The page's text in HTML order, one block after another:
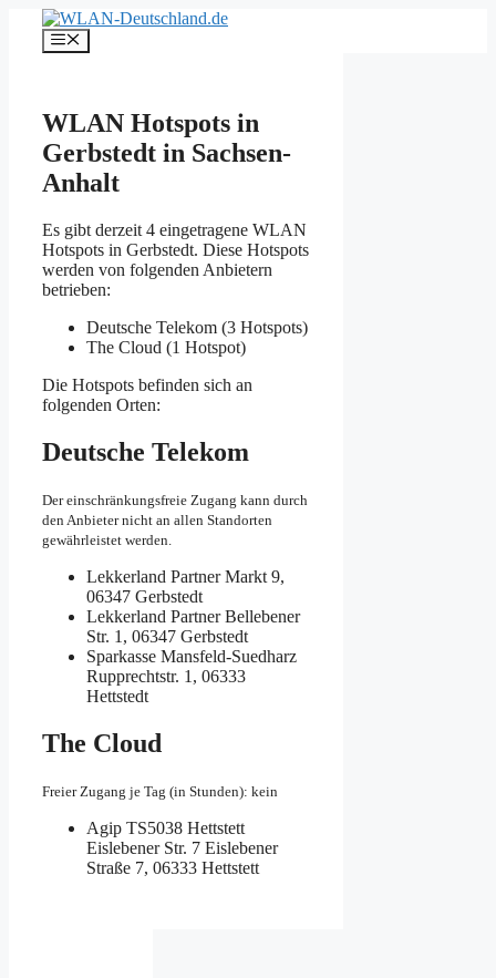
Inhalt
springen
Menü
WLAN Hotspots in
Gerbstedt in Sachsen-
Anhalt
Es gibt derzeit 4 eingetragene WLAN
Hotspots in Gerbstedt. Diese Hotspots
werden von folgenden Anbietern
betrieben:
Deutsche Telekom (3 Hotspots)
The Cloud (1 Hotspot)
Die Hotspots befinden sich an
folgenden Orten:
Deutsche Telekom
Der einschränkungsfreie Zugang kann durch
den Anbieter nicht an allen Standorten
gewährleistet werden.
Lekkerland PartnerMarkt 9,
06347 Gerbstedt
Lekkerland PartnerBellebener
Str. 1, 06347 Gerbstedt
Sparkasse Mansfeld-Suedharz
Rupprechtstr. 1, 06333
Hettstedt
The Cloud
Freier Zugang je Tag (in Stunden): kein
Agip TS5038 Hettstett
Eislebener Str. 7 Eislebener
Straße 7, 06333 Hettstett